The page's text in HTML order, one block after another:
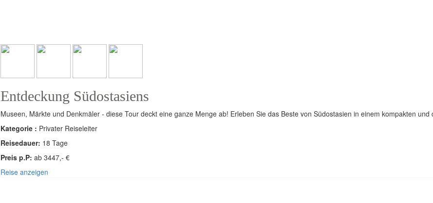
Entdeckung Südostasiens
Museen, Märkte und Denkmäler - diese Tour deckt eine ganze Menge ab! Erleben Sie das Beste von Südostasien in einem kompakten
Kategorie : Privater Reiseleiter
Reisedauer: 18 Tage
Preis p.P: ab 3447,- €
Reise anzeigen